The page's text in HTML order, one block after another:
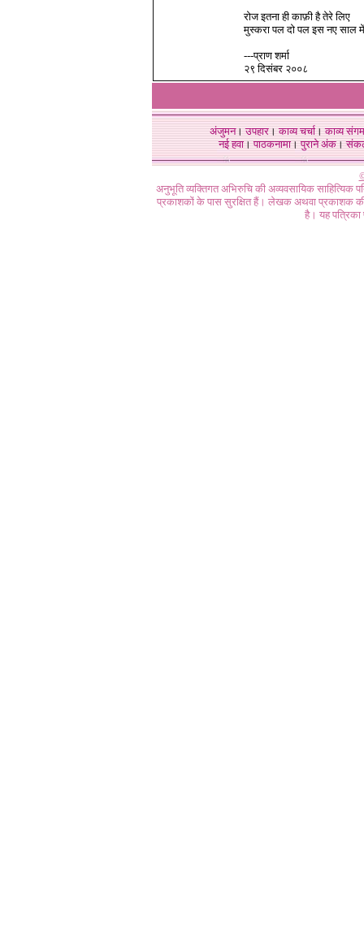
रोज इतना ही काफ़ी है तेरे लिए
मुस्करा पल दो पल इस नए साल में
---प्राण शर्मा
२९ दिसंबर २००८
अंजुमन।उपहार।काव्य चर्चा।काव्य संगम
नई हवा। पाठकनामा। पुराने अंक।
अनुभूति व्यक्तिगत अभिरुचि की अव्यवसायिक
प्रकाशकों के पास सुरक्षित हैं। लेखक अथवा प्रकाशक की
है। यह पत्रिका